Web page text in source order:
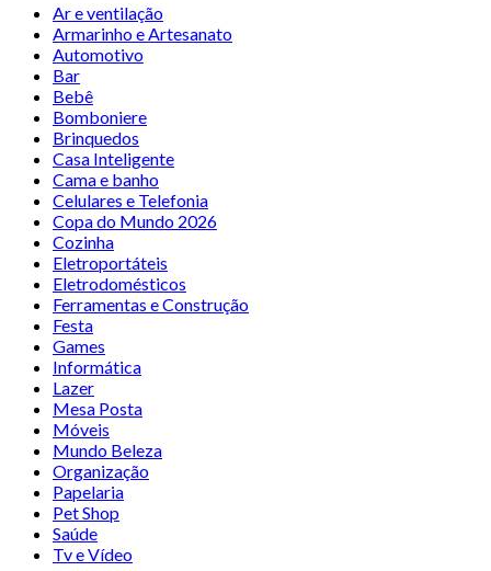
Ar e ventilação
Armarinho e Artesanato
Automotivo
Bar
Bebê
Bomboniere
Brinquedos
Casa Inteligente
Cama e banho
Celulares e Telefonia
Copa do Mundo 2026
Cozinha
Eletroportáteis
Eletrodomésticos
Ferramentas e Construção
Festa
Games
Informática
Lazer
Mesa Posta
Móveis
Mundo Beleza
Organização
Papelaria
Pet Shop
Saúde
Tv e Vídeo